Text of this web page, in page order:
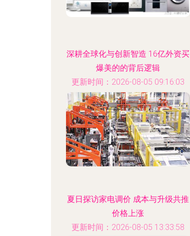
深耕全球化与创新智造 16亿外资买
爆美的的背后逻辑
更新时间：2026-08-05 09:16:03
夏日探访家电调价 成本与升级共推
价格上涨
更新时间：2026-08-05 13:33:58